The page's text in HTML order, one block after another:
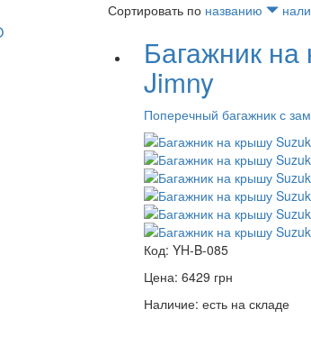
Сортировать по названию
Багажник
Jimny
Поперечный багажник с
Код: YH-B-085
Цена: 6429 грн
Наличие: есть на складе